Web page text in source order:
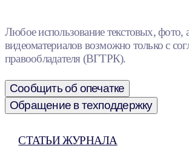
Любое использование текстовых, фото,
видеоматериалов возможно только с
правообладателя (ВГТРК).
Сообщить об опечатке
Обращение в техподдержку
СТАТЬИ ЖУРНАЛА